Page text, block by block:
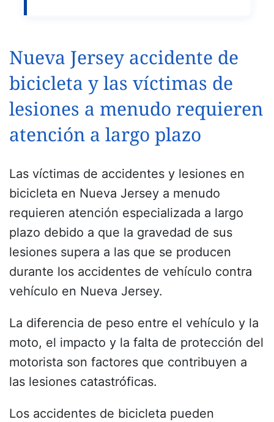
Nueva Jersey accidente de
bicicleta y las víctimas de
lesiones a menudo requieren
atención a largo plazo
Las víctimas de accidentes y lesiones en
bicicleta en Nueva Jersey a menudo
requieren atención especializada a largo
plazo debido a que la gravedad de sus
lesiones supera a las que se producen
durante los accidentes de vehículo contra
vehículo en Nueva Jersey.
La diferencia de peso entre el vehículo y la
moto, el impacto y la falta de protección del
motorista son factores que contribuyen a
las lesiones catastróficas.
Los accidentes de bicicleta pueden